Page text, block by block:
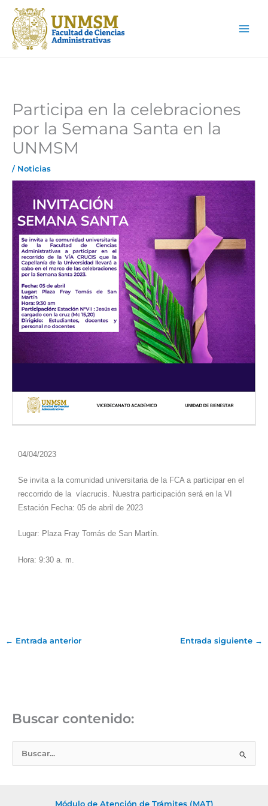
contenido
Participa en la celebraciones
por la Semana Santa en la
UNMSM
/ Noticias
04/04/2023
Se invita a la comunidad universitaria de la FCA a participar en el
reccorrido de la víacrucis. Nuestra participación será en la VI
Estación Fecha: 05 de abril de 2023
Lugar: Plaza Fray Tomás de San Martín.
Hora: 9:30 a. m.
← Entrada anterior Entrada siguiente →
Buscar contenido:
Módulo de Atención de Trámites (MAT)